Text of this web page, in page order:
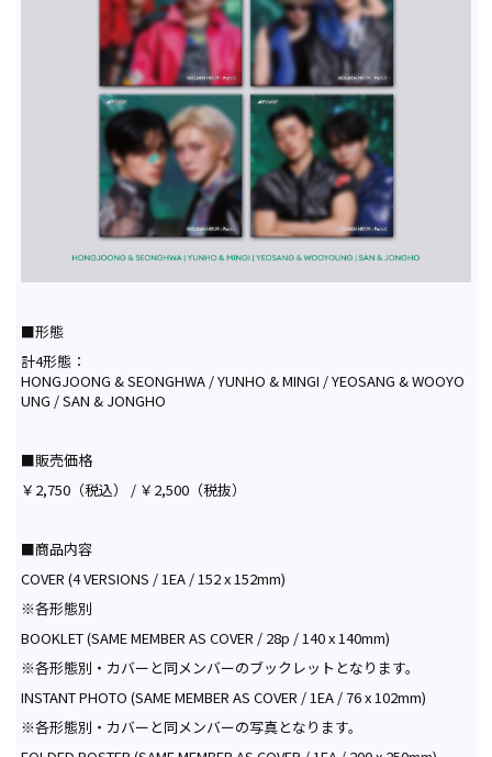
■形態
計4形態：
HONGJOONG & SEONGHWA / YUNHO & MINGI / YEOSANG & WOOYO
UNG / SAN & JONGHO
■販売価格
￥2,750（税込） / ￥2,500（税抜）
■商品内容
COVER (4 VERSIONS / 1EA / 152 x 152mm)
※各形態別
BOOKLET (SAME MEMBER AS COVER / 28p / 140 x 140mm)
※各形態別・カバーと同メンバーのブックレットとなります。
INSTANT PHOTO (SAME MEMBER AS COVER / 1EA / 76 x 102mm)
※各形態別・カバーと同メンバーの写真となります。